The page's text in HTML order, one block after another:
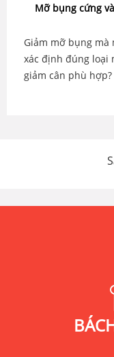
Mỡ bụng cứng
Giảm mỡ bụng mà
xác định đúng loại
giảm cân phù